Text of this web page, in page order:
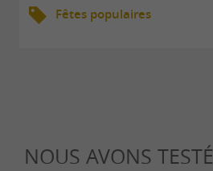
Fêtes populaires
NOUS AVONS TESTÉ